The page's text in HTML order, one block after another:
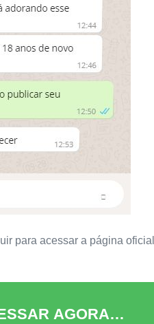
para acessar a página
AGORA…